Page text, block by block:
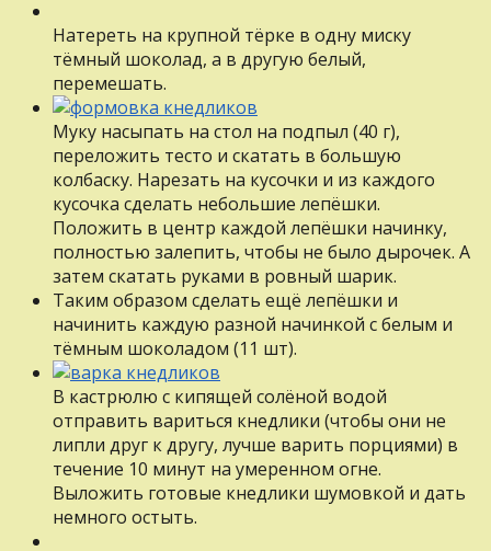
Натереть на крупной тёрке в одну миску
тёмный шоколад, а в другую белый,
перемешать.
Муку насыпать на стол на подпыл (40 г),
переложить тесто и скатать в большую
колбаску. Нарезать на кусочки и из каждого
кусочка сделать небольшие лепёшки.
Положить в центр каждой лепёшки начинку,
полностью залепить, чтобы не было дырочек. А
затем скатать руками в ровный шарик.
Таким образом сделать ещё лепёшки и
начинить каждую разной начинкой с белым и
тёмным шоколадом (11 шт).
В кастрюлю с кипящей солёной водой
отправить вариться кнедлики (чтобы они не
липли друг к другу, лучше варить порциями) в
течение 10 минут на умеренном огне.
Выложить готовые кнедлики шумовкой и дать
немного остыть.